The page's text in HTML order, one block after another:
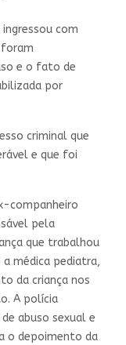
ingressou com
foram
e o fato de
por
criminal que
e que foi
companheiro
pela
que trabalhou
médica pediatra,
da criança nos
A polícia
abuso sexual e
o depoimento da